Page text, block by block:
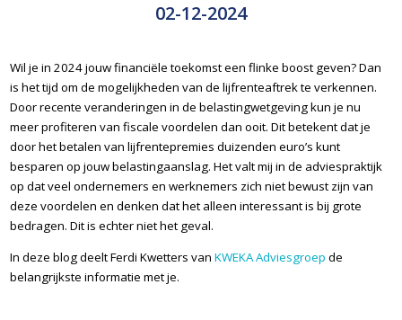
02-12-2024
Wil je in 2024 jouw financiële toekomst een flinke boost geven? Dan
is het tijd om de mogelijkheden van de lijfrenteaftrek te verkennen.
Door recente veranderingen in de belastingwetgeving kun je nu
meer profiteren van fiscale voordelen dan ooit. Dit betekent dat je
door het betalen van lijfrentepremies duizenden euro’s kunt
besparen op jouw belastingaanslag. Het valt mij in de adviespraktijk
op dat veel ondernemers en werknemers zich niet bewust zijn van
deze voordelen en denken dat het alleen interessant is bij grote
bedragen. Dit is echter niet het geval.
In deze blog deelt Ferdi Kwetters vanKWEKA Adviesgroep de
belangrijkste informatie met je.